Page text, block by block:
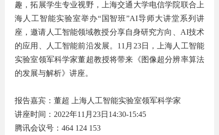
趣，拓展学生专业视野，上海交通大学电信学院联合上
海人工智能实验室举办“国智班”AI导师大讲堂系列讲
座，邀请人工智能领域教授分享自身研究方向、 AI技术
的应用、人工智能前沿发展。 11 月 23日，上海人工智能
实验室领军科学家董超教授将带来《图像超分辨率算法
的发展与解析》讲座。
报告嘉宾：董超 上海人工智能实验室领军科学家
讲座时间： 2022年11 月 23日 14:30-15:45
腾讯会议号： 464 124 153